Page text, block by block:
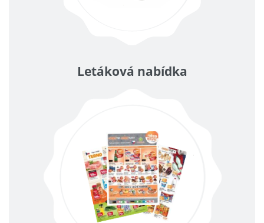
Letáková nabídka